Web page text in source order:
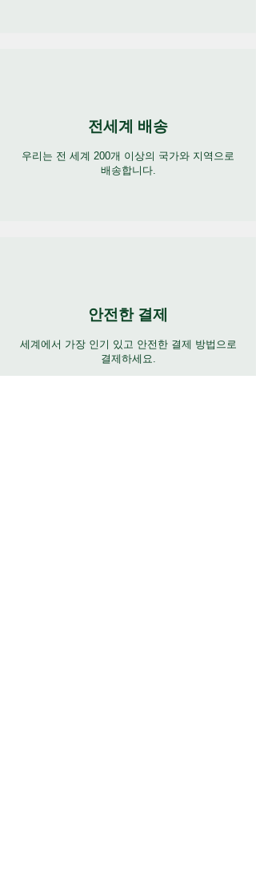
전세계 배송
우리는 전 세계 200개 이상의 국가와 지역으로
배송합니다.
안전한 결제
세계에서 가장 인기 있고 안전한 결제 방법으로
결제하세요.